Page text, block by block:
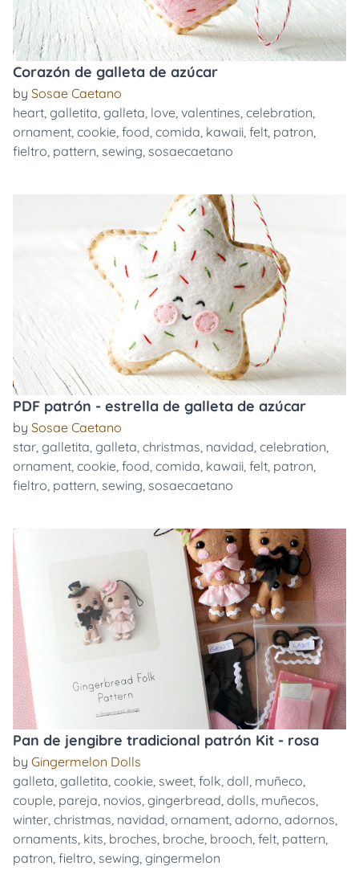
Corazón de galleta de azúcar
by Sosae Caetano
heart, galletita, galleta, love, valentines, celebration,
ornament, cookie, food, comida, kawaii, felt, patron,
fieltro, pattern, sewing, sosaecaetano
PDF patrón - estrella de galleta de azúcar
by Sosae Caetano
star, galletita, galleta, christmas, navidad, celebration,
ornament, cookie, food, comida, kawaii, felt, patron,
fieltro, pattern, sewing, sosaecaetano
Pan de jengibre tradicional patrón Kit - rosa
by Gingermelon Dolls
galleta, galletita, cookie, sweet, folk, doll, muñeco,
couple, pareja, novios, gingerbread, dolls, muñecos,
winter, christmas, navidad, ornament, adorno, adornos,
ornaments, kits, broches, broche, brooch, felt, pattern,
patron, fieltro, sewing, gingermelon